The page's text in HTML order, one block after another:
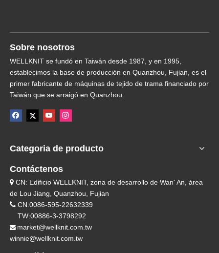
Sobre nosotros
WELLKNIT se fundó en Taiwán desde 1987, y en 1995,
establecimos la base de producción en Quanzhou, Fujian, es el
primer fabricante de máquinas de tejido de trama financiado por
Taiwán que se arraigó en Quanzhou.
Categoria de producto
Contáctenos
 CN: Edificio WELLKNIT, zona de desarrollo de Wan' An, área
de Lou Jiang, Quanzhou, Fujian
 CN:0086-595-22632339
TW:00886-3-3798292
 market@wellknit.com.tw
winnie@wellknit.com.tw